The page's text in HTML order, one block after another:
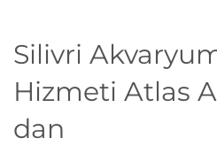
Silivri
Hizmeti Atlas
dan